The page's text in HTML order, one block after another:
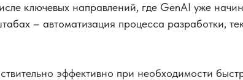
ключевых направлений, где GenAI уже
– автоматизация процесса разработки,
эффективно при необходимости